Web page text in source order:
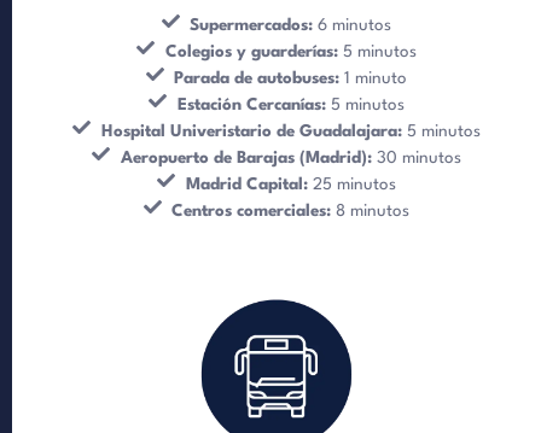
Supermercados: 6 minutos
Colegios y guarderías:5 minutos
Parada de autobuses: 1 minuto
Estación Cercanías:5 minutos
Hospital Univeristario de Guadalajara:5 minutos
Aeropuerto de Barajas (Madrid):30 minutos
Madrid Capital:25 minutos
Centros comerciales: 8 minutos